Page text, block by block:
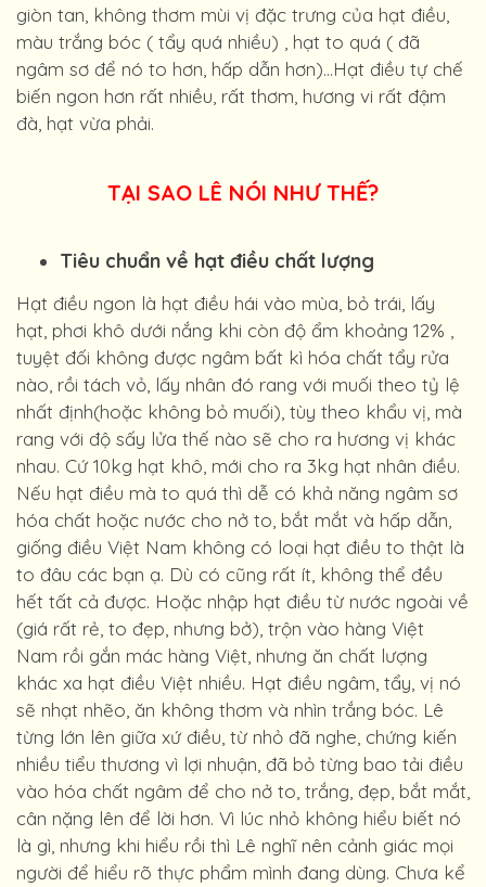
giòn tan, không thơm mùi vị đặc trưng của hạt điều,
màu trắng bóc ( tẩy quá nhiều) , hạt to quá ( đã
ngâm sơ để nó to hơn, hấp dẫn hơn)…Hạt điều tự chế
biến ngon hơn rất nhiều, rất thơm, hương vi rất đậm
đà, hạt vừa phải.
TẠI SAO LÊ NÓI NHƯ THẾ?
Tiêu chuẩn về hạt điều chất lượng
Hạt điều ngon là hạt điều hái vào mùa, bỏ trái, lấy
hạt, phơi khô dưới nắng khi còn độ ẩm khoảng 12% ,
tuyệt đối không được ngâm bất kì hóa chất tẩy rửa
nào, rồi tách vỏ, lấy nhân đó rang với muối theo tỷ lệ
nhất định(hoặc không bỏ muối), tùy theo khẩu vị, mà
rang với độ sấy lửa thế nào sẽ cho ra hương vị khác
nhau. Cứ 10kg hạt khô, mới cho ra 3kg hạt nhân điều.
Nếu hạt điều mà to quá thì dễ có khả năng ngâm sơ
hóa chất hoặc nước cho nở to, bắt mắt và hấp dẫn,
giống điều Việt Nam không có loại hạt điều to thật là
to đâu các bạn ạ. Dù có cũng rất ít, không thể đều
hết tất cả được. Hoặc nhập hạt điều từ nước ngoài về
(giá rất rẻ, to đẹp, nhưng bở), trộn vào hàng Việt
Nam rồi gắn mác hàng Việt, nhưng ăn chất lượng
khác xa hạt điều Việt nhiều. Hạt điều ngâm, tẩy, vị nó
sẽ nhạt nhẽo, ăn không thơm và nhìn trắng bóc. Lê
từng lớn lên giữa xứ điều, từ nhỏ đã nghe, chứng kiến
nhiều tiểu thương vì lợi nhuận, đã bỏ từng bao tải điều
vào hóa chất ngâm để cho nở to, trắng, đẹp, bắt mắt,
cân nặng lên để lời hơn. Vì lúc nhỏ không hiểu biết nó
là gì, nhưng khi hiểu rồi thì Lê nghĩ nên cảnh giác mọi
người để hiểu rõ thực phẩm mình đang dùng. Chưa kể